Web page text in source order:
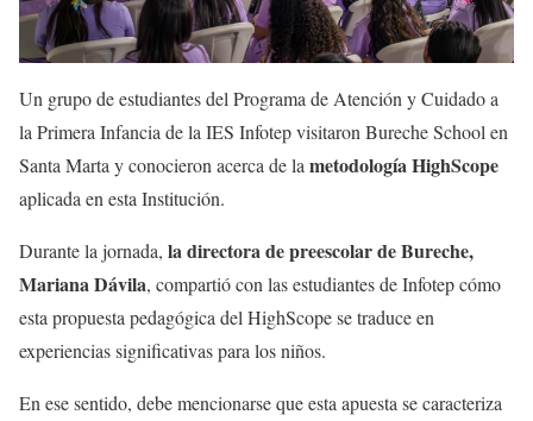
Un grupo de estudiantes del Programa de Atención y Cuidado a
la Primera Infancia de la IES Infotep visitaron Bureche School en
Santa Marta y conocieron acerca de lametodología HighScope
aplicada en esta Institución.
Durante la jornada, la directora de preescolar de Bureche,
Mariana Dávila, compartió con las estudiantes de Infotep cómo
esta propuesta pedagógica del HighScope se traduce en
experiencias significativas para los niños.
En ese sentido, debe mencionarse que esta apuesta se caracteriza